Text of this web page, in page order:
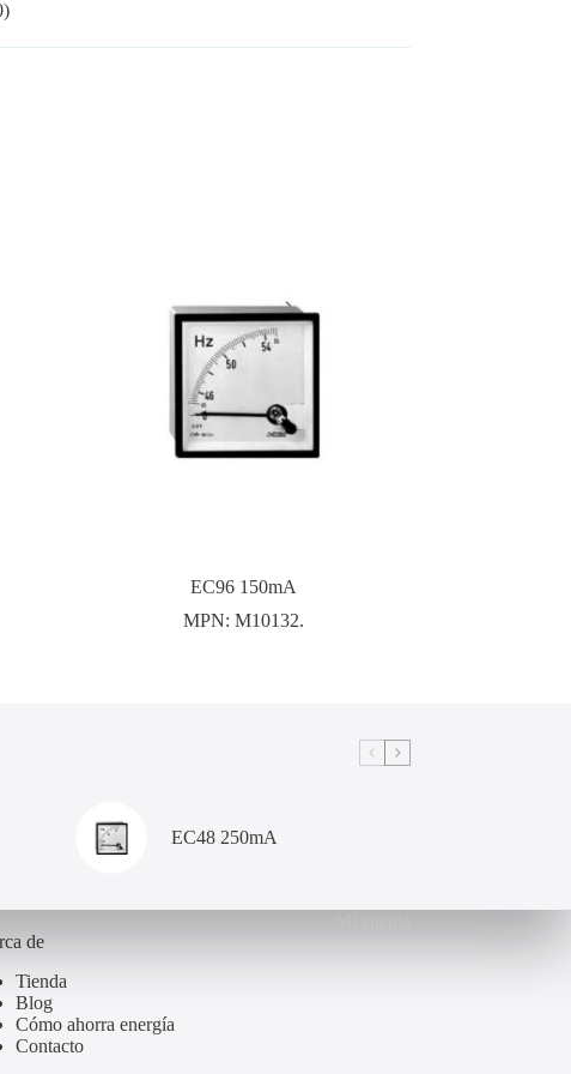
EC96 150mA
MPN:M10132.
EC48 250mA
de
Tienda
Blog
Cómo ahorra energía
Contacto